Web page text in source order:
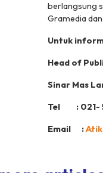
berlangsung
Gramedia dan
Untuk
Head of
Sinar Mas
Tel : 021-
Email :